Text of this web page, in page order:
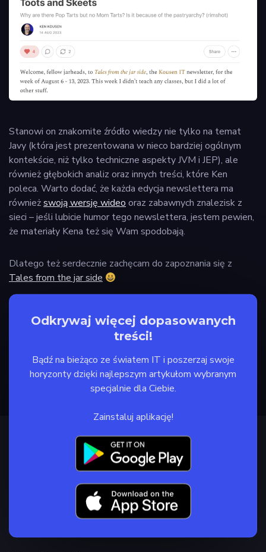
Stanowi on znakomite źródło wiedzy nie tylko na temat
Javy (która jest prezentowana w nieco bardziej ogólnym
kontekście, niż tylko techniczne aspekty JVM i JEP), ale
również głębokich analiz oraz innych treści, które Ken
poleca. Warto dodać, że każda edycja newslettera ma
równieżswoją wersję wideo oraz zabawnych znalezisk z
sieci – jeśli lubicie humor tego newslettera, jestem pewien,
że materiały Kena też się Wam spodobają.
Dlatego też serdecznie zachęcam do zapoznania się z
Tales from the jar side
Odkrywaj więcej dopasowanych
treści!
Bądź na bieżąco ze światem IT i poszerzaj swoje
horyzonty dzięki najlepszym artykułom wybranym
specjalnie dla Ciebie.
Zainstaluj aplikację!